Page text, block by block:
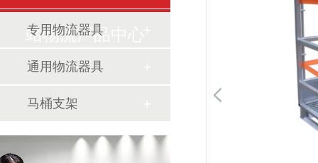
站物流产品中心
专用物流器具
通用物流器具
马桶支架